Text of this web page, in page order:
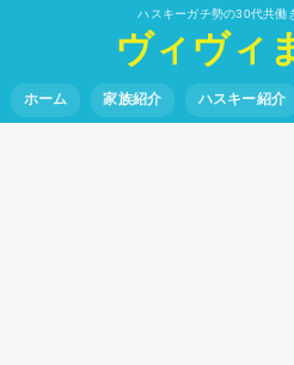
ハスキーガチ勢の30代共働
ヴィヴィ
ホーム 家族紹介 ハスキー紹介